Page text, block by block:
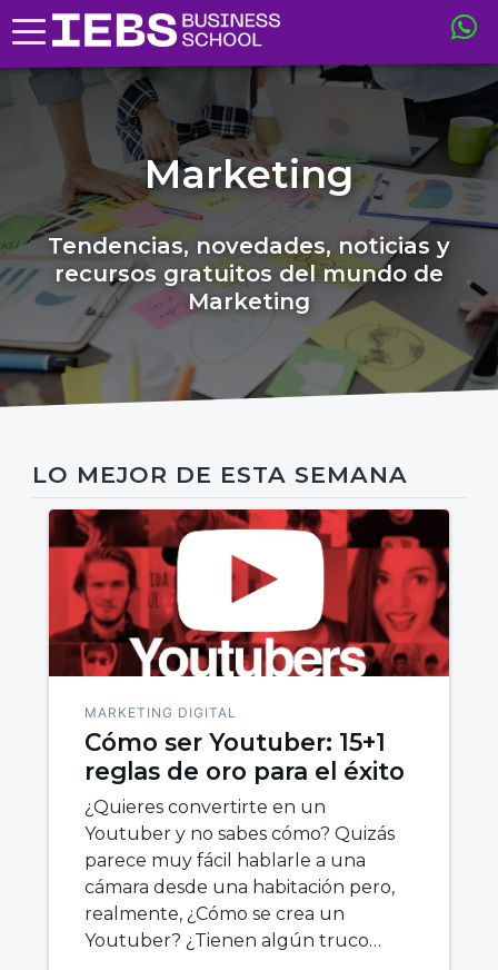
Marketing
Tendencias, novedades, noticias y
recursos gratuitos del mundo de
Marketing
LO MEJOR DE ESTA SEMANA
MARKETING DIGITAL
Cómo ser Youtuber: 15+1
reglas de oro para el éxito
¿Quieres convertirte en un
Youtuber y no sabes cómo? Quizás
parece muy fácil hablarle a una
cámara desde una habitación pero,
realmente, ¿Cómo se crea un
Youtuber? ¿Tienen algún truco…